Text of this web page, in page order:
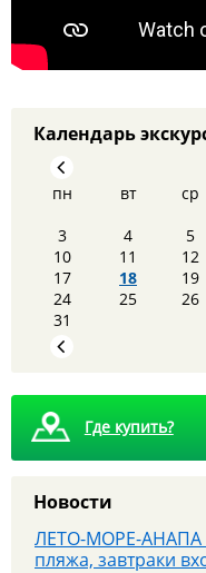
Календарь
пн вт ср
3
4 5
10
11 12
17
18 19
24
25 26
31
Где купить?
Новости
8 августа - Тайны
которую вы
ЛЕТО-МОРЕ-АНАПА
пляжа, завтраки